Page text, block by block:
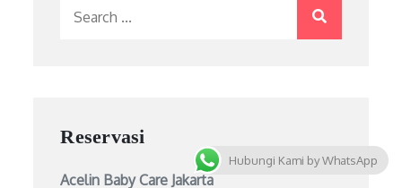
Reservasi
Acelin Baby Care Jakarta
Hubungi Kami by WhatsApp